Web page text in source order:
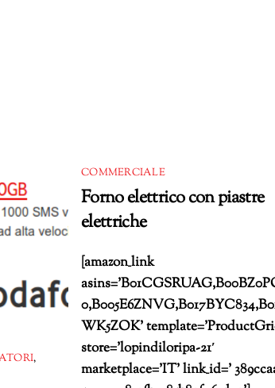
,
COMMERCIALE
Forno elettrico con piastre
elettriche
[amazon_link
WK5ZOK’
store=’lopindiloripa-21′
marketplace=’IT’ link_id=’